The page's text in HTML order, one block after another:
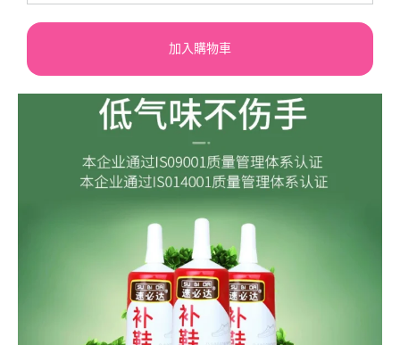
加入購物車